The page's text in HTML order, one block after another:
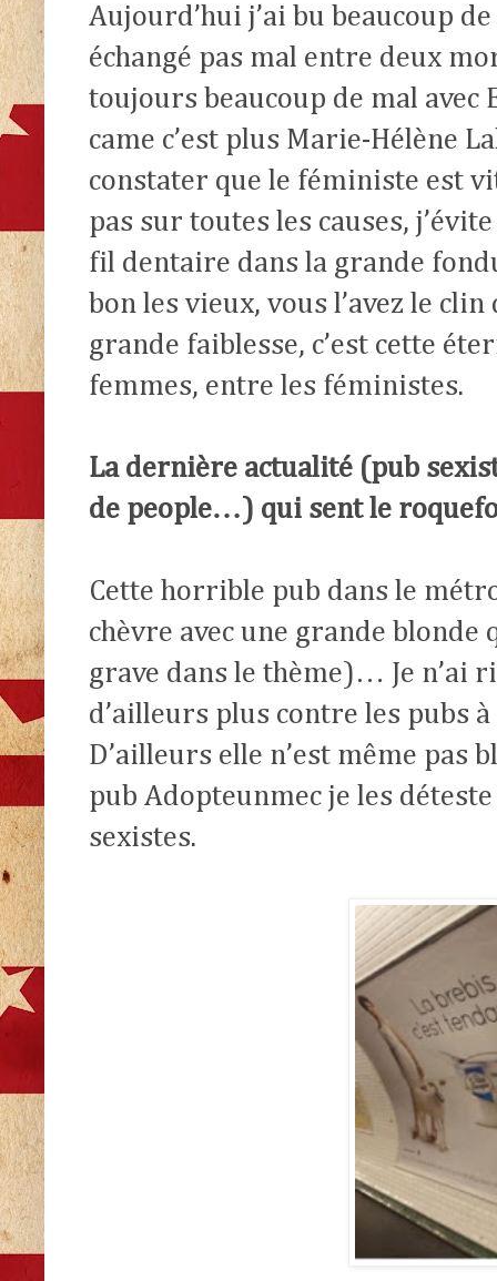
Aujourd’hui j’ai bu beaucoup
échangé pas mal entre deux
toujours beaucoup de mal avec
came c’est plus Marie-Hélène
constater que le féministe est
pas sur toutes les causes,
fil dentaire dans la grande
bon les vieux, vous l’avez le
grande faiblesse, c’est cette
femmes, entre les féministes.
La dernière actualité (pub
de people…) qui sent le
Cette horrible pub dans le
chèvre avec une grande
grave dans le thème)… Je n’ai
d’ailleurs plus contre les pubs à
D’ailleurs elle n’est même pas
pub Adopteunmec je les
sexistes.